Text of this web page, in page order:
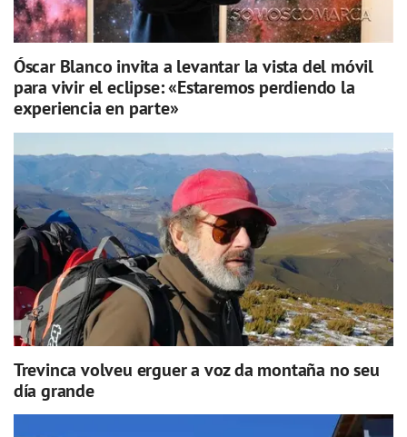
Óscar Blanco invita a levantar la vista del móvil
para vivir el eclipse: «Estaremos perdiendo la
experiencia en parte»
Trevinca volveu erguer a voz da montaña no seu
día grande